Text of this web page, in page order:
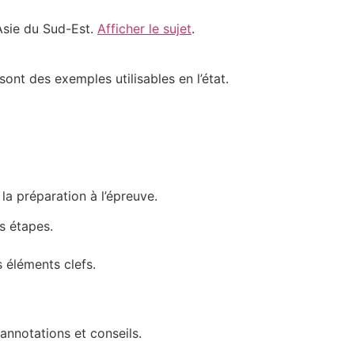
du Sud-Est. Afficher le sujet.
des exemples utilisables en l’état.
préparation à l’épreuve.
étapes.
éléments clefs.
et conseils.